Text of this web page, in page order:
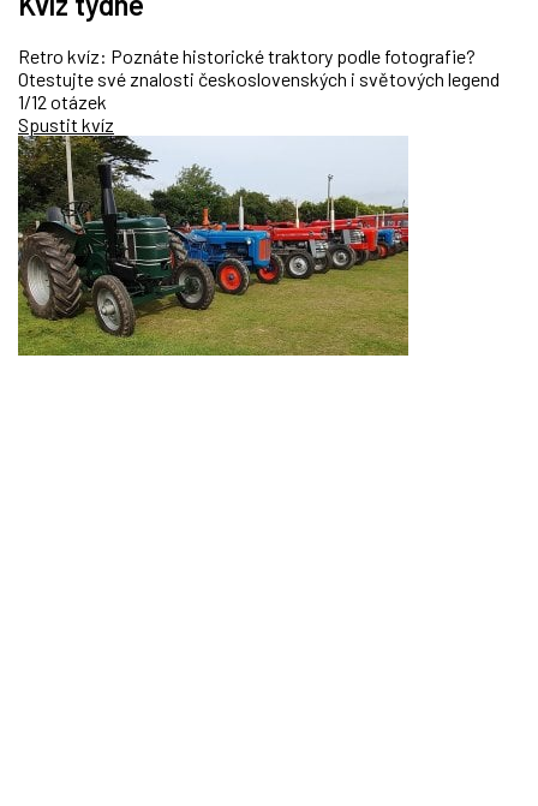
Retro kvíz: Poznáte historické traktory podle fotografie?
Otestujte své znalosti československých i světových legend
1/12 otázek
Spustit kvíz